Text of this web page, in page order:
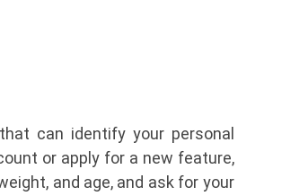
can identify your personal
or apply for a new feature,
and age, and ask for your